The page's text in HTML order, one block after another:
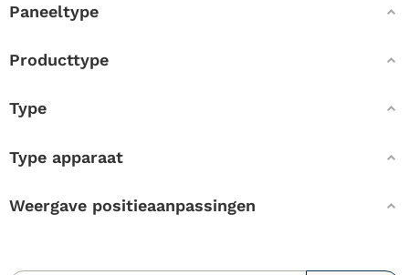
Paneeltype
Producttype
Type
Type apparaat
Weergave positieaanpassingen